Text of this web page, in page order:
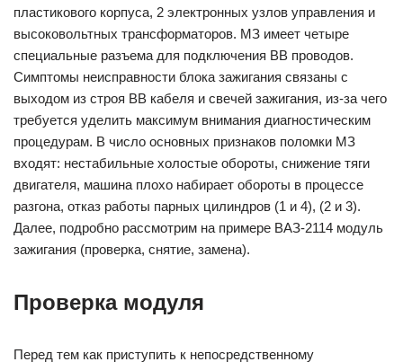
пластикового корпуса, 2 электронных узлов управления и
высоковольтных трансформаторов. МЗ имеет четыре
специальные разъема для подключения ВВ проводов.
Симптомы неисправности блока зажигания связаны с
выходом из строя ВВ кабеля и свечей зажигания, из-за чего
требуется уделить максимум внимания диагностическим
процедурам. В число основных признаков поломки МЗ
входят: нестабильные холостые обороты, снижение тяги
двигателя, машина плохо набирает обороты в процессе
разгона, отказ работы парных цилиндров (1 и 4), (2 и 3).
Далее, подробно рассмотрим на примере ВАЗ-2114 модуль
зажигания (проверка, снятие, замена).
Проверка модуля
Перед тем как приступить к непосредственному